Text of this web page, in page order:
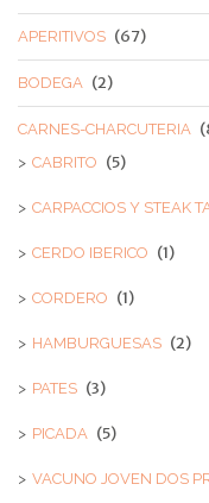
APERITIVOS (67)
BODEGA (2)
CARNES-CHARCUTERIA
CABRITO (5)
CARPACCIOS Y STEAK
CERDO IBERICO (1)
CORDERO (1)
HAMBURGUESAS (2)
PATES (3)
PICADA (5)
VACUNO JOVEN DOS